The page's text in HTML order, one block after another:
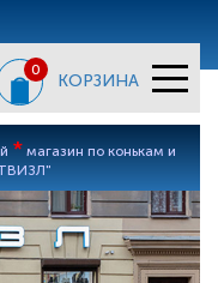
0
КОРЗИНА
* магазин по конькам и